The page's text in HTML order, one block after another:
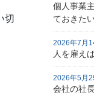
切
個人事業
ておきた
人を雇え
2026年7月
会社の社
2026年5月